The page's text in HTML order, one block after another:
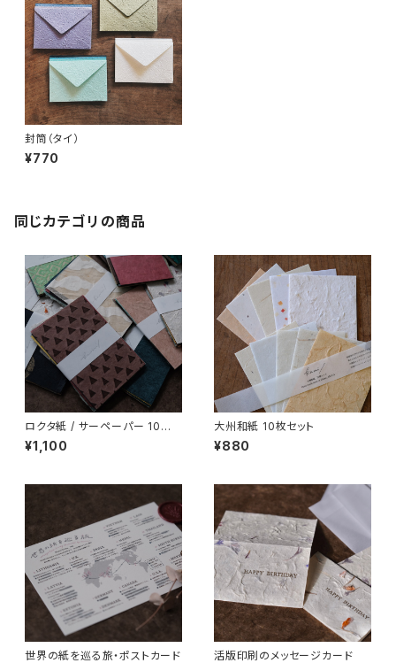
封筒（タイ）
¥770
同じカテゴリの商品
ロクタ紙 / サーペーパー 10枚
セット
¥1,100
大州和紙 10枚セット
¥880
世界の紙を巡る旅・ポストカード 活版印刷のメッセージカード